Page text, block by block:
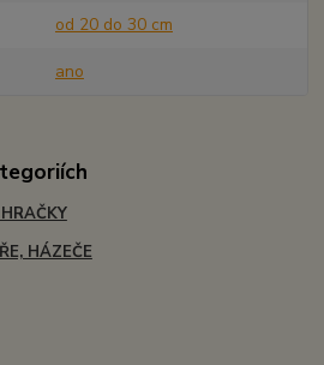
od 20 do 30 cm
ano
HÁZEČE